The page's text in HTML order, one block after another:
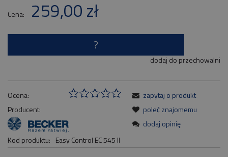
Cena: 259,00 zł
?
dodaj do przechowalni
Ocena:
Producent:
Kod produktu: Easy Control EC 545 II
zapytaj o produkt
poleć znajomemu
dodaj opinię